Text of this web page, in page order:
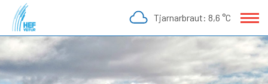
Fara
efni
Tjarnarbraut: 8,6 °C